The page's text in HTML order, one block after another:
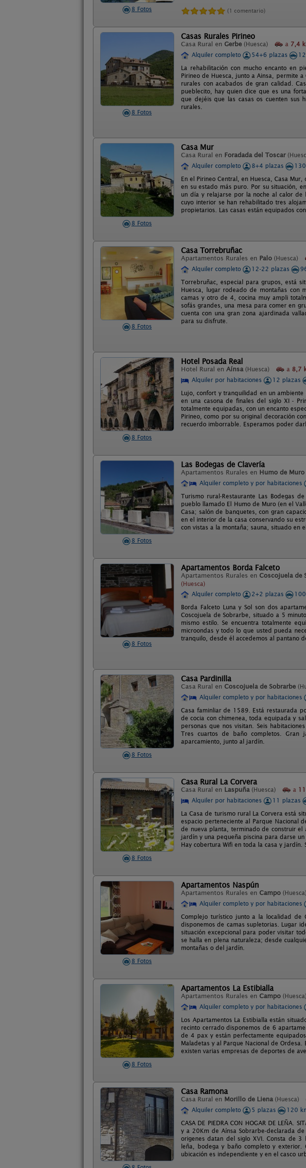
8 Fotos (1 comentario)
8 Fotos
Casas Rurales Pirineo
Casa Rural en Gerbe (Huesca) a 7,4
Alquiler completo
54+6 plazas
La rehabilitación con mucho encanto en
Pirineo de Huesca, junto a Ainsa, permite
rurales con acabados de gran calidad.
pueblecito, hay quien dice que es una
que dejéis que las casas os cuenten sus
rurales.
8 Fotos
Casa Mur
Casa Rural en Foradada del Toscar
Alquiler completo
8+4 plazas
En el Pirineo Central, en Huesca, Casa
en su estado más puro. Por su situación,
un día y relajarse por la noche al calor de
cuyo interior se han rehabilitado tres
propietarios. Las casas están equipados
8 Fotos
Casa Torrebruñac
Apartamentos Rurales en Palo (Huesca)
Alquiler completo
12-22 plazas
Torrebruñac, especial para grupos, está
Huesca, lugar rodeado de montañas
camas y otro de 4, cocina muy ampli
sofás grandes, una mesa para comer en
cuenta con una gran zona ajardinada
para su disfrute.
8 Fotos
Hotel Posada Real
Hotel Rural en Aínsa (Huesca) a 8,7
Alquiler por habitaciones
12 plazas
Lujo, confort y tranquilidad en un ambiente
en una casona de finales del siglo XI -
totalmente equipadas, con un encanto
Pirineo, como por su original decoración
recuerdo imborrable. Esperamos poder
8 Fotos
Las Bodegas de Clavería
Apartamentos Rurales en Humo de Muro
Alquiler completo y por habitaciones
Turismo rural-Restaurante Las Bodegas
pueblo llamado El Humo de Muro (en el
Casa; salón de banquetes, con gran
en el interior de la casa conservando su
con vistas a la montaña; sauna, situado en
8 Fotos
Apartamentos Borda Falceto
Apartamentos Rurales en Coscojuela de
(Huesca)
Alquiler completo 2+2 plazas
Borda Falceto Luna y Sol son dos
Coscojuela de Sobrarbe, situado a 5
mismo estilo. Se encuentra totalmente
microondas y todo lo que usted pueda
tranquilo, desde él accedemos al pantano
8 Fotos
Casa Pardinilla
Casa Rural en Coscojuela de Sobrarbe
Alquiler completo y por habitaciones
Casa faminliar de 1589. Está restaurada
de cocia con chimenea, toda equipada y
personas que nos visitan. Seis
Tres cuartos de baño completos. Gran
aparcamiento, junto al jardín.
8 Fotos
Casa Rural La Corvera
Casa Rural en Laspuña (Huesca) a
Alquiler por habitaciones
11 plazas
La Casa de turismo rural La Corvera está
espacio perteneciente al Parque Nacional
de nueva planta, terminado de construir el
jardín y una pequeña piscina para darse
Hay cobertura Wifi en toda la casa y jardín.
8 Fotos
Apartamentos Naspún
Apartamentos Rurales en Campo (Huesca)
Alquiler completo y por habitaciones
Complejo turístico junto a la localidad
disponemos de camas supletorias. Lugar
situación excepcional para poder visitar
se halla en plena naturaleza; desde
montañas o del jardín.
8 Fotos
Apartamentos La Estibialla
Apartamentos Rurales en Campo (Huesca)
Alquiler completo y por habitaciones
Los Apartamentos La Estibialla están
recinto cerrado disponemos de 6
de 4 pax y están perfectamente
Maladetas y al Parque Nacional de
existen varias empresas de deportes de
Casa Ramona
Casa Rural en Morillo de Liena (Huesca)
Alquiler completo
5 plazas
120
CASA DE PIEDRA CON HOGAR DE LEÑA.
y a 20Km de Aínsa Sobrarbe-declarada
origenes datan del siglo XVI. Consta de 3
leña, bodega y baño completo y exterior.
ubicación es independiente y en el casco